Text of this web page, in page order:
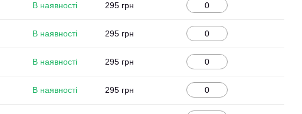
В наявності 295 грн
В наявності 295 грн
В наявності 295 грн
В наявності 295 грн